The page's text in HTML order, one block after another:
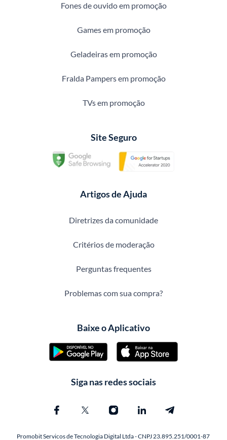
Fones de ouvido em promoção
Games em promoção
Geladeiras em promoção
Fralda Pampers em promoção
TVs em promoção
Site Seguro
Artigos de Ajuda
Diretrizes da comunidade
Critérios de moderação
Perguntas frequentes
Problemas com sua compra?
Baixe o Aplicativo
Siga nas redes sociais
Promobit Servicos de Tecnologia Digital Ltda - CNPJ 23.895.251/0001-87